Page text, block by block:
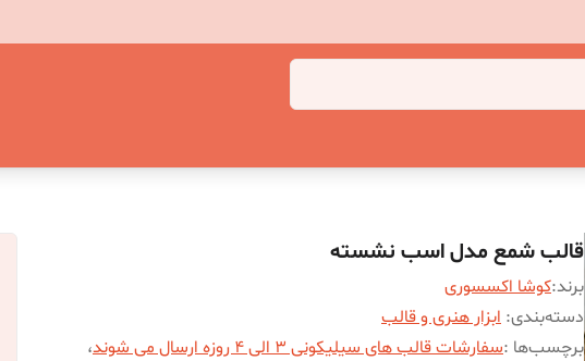
قالب شمع مدل اسب نشسته
برند:کوشا اکسسوری
دسته‌بندی: ابزار هنری و قالب
برچسب‌ها :سفارشات قالب های سیلیکونی 3 الی 4 روزه ارسال می شوند
،